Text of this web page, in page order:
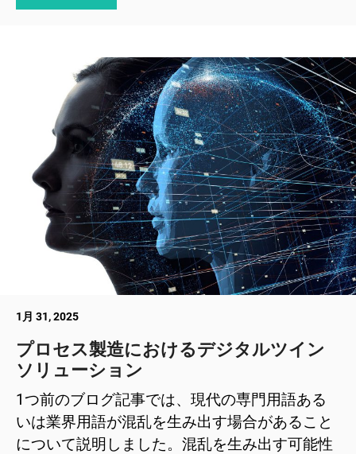
1月 31, 2025
プロセス製造におけるデジタルツイン
ソリューション
1つ前のブログ記事では、現代の専門用語ある
いは業界用語が混乱を生み出す場合があること
について説明しました。混乱を生み出す可能性